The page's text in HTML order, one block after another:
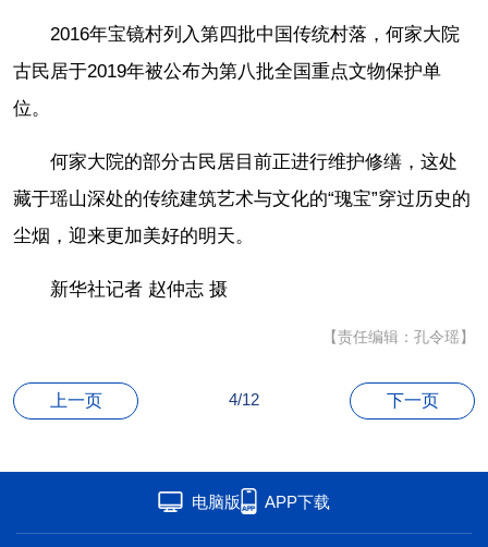
2016年宝镜村列入第四批中国传统村落，何家大院
古民居于2019年被公布为第八批全国重点文物保护单
位。
何家大院的部分古民居目前正进行维护修缮，这处
藏于瑶山深处的传统建筑艺术与文化的“瑰宝”穿过历史的
尘烟，迎来更加美好的明天。
新华社记者 赵仲志 摄
【责任编辑：孔令瑶】
上一页 4/12 下一页
电脑版 APP下载